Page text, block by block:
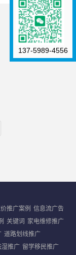
推广案例 信息流广告
关键词 家电维修推广
道路划线推广
湿推广 留学移民推广
137-5989-4556